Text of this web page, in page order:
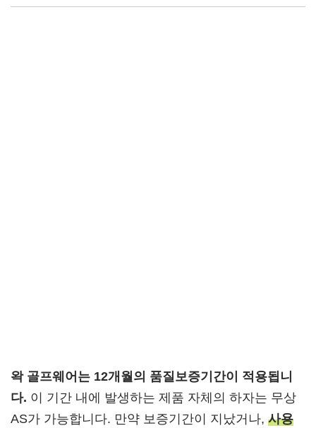
왁 골프웨어는 12개월의 품질보증기간이 적용됩니
다. 이 기간 내에 발생하는 제품 자체의 하자는 무상
AS가 가능합니다. 만약 보증기간이 지났거나, 사용